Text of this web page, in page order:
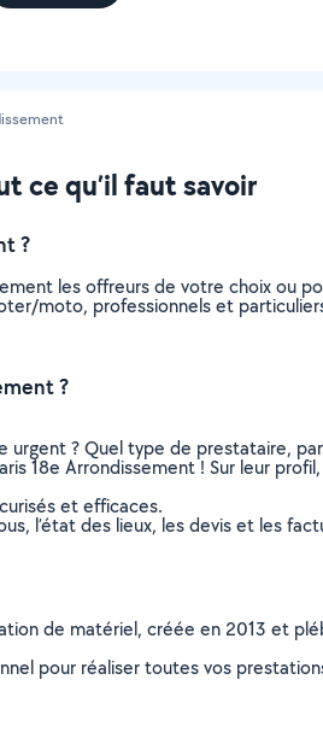
ce qu’il faut savoir
?
les offreurs de votre choix ou
moto, professionnels et
?
? Quel type de prestataire,
18e Arrondissement ! Sur leur
et efficaces.
l’état des lieux, les devis et les
de matériel, créée en 2013 et
pour réaliser toutes vos